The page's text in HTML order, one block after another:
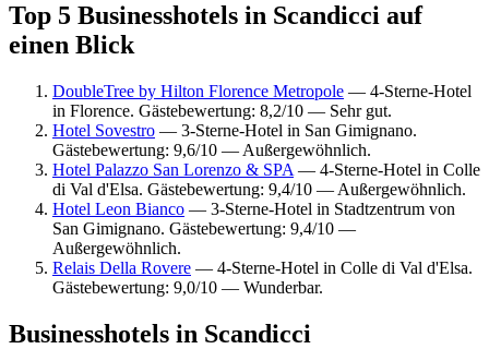
Top 5 Businesshotels in Scandicci auf
einen Blick
DoubleTree by Hilton Florence Metropole — 4-Sterne-Hotel
in Florence. Gästebewertung: 8,2/10 — Sehr gut.
Hotel Sovestro — 3-Sterne-Hotel in San Gimignano.
Gästebewertung: 9,6/10 — Außergewöhnlich.
Hotel Palazzo San Lorenzo & SPA — 4-Sterne-Hotel in Colle
di Val d'Elsa. Gästebewertung: 9,4/10 — Außergewöhnlich.
Hotel Leon Bianco — 3-Sterne-Hotel in Stadtzentrum von
San Gimignano. Gästebewertung: 9,4/10 —
Außergewöhnlich.
Relais Della Rovere — 4-Sterne-Hotel in Colle di Val d'Elsa.
Gästebewertung: 9,0/10 — Wunderbar.
Businesshotels in Scandicci